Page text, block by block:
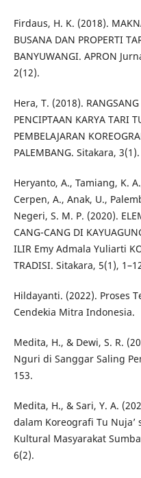
Firdaus, H. K. (2018).
BUSANA DAN PROPERTI
BANYUWANGI. APRON
2(12).
Hera, T. (2018).
PENCIPTAAN KARYA TARI
PEMBELAJARAN
PALEMBANG. Sitakara, 3(1).
Heryanto, A., Tamiang, K.
Cerpen, A., Anak, U.,
Negeri, S. M. P. (2020).
CANG-CANG DI
ILIR Emy Admala Yuliarti
TRADISI. Sitakara, 5(1),
Hildayanti. (2022). Proses
Cendekia Mitra Indonesia.
Medita, H., & Dewi, S. R.
Nguri di Sanggar Saling
153.
Medita, H., & Sari, Y. A.
dalam Koreografi Tu Nuja’
Kultural Masyarakat
6(2).